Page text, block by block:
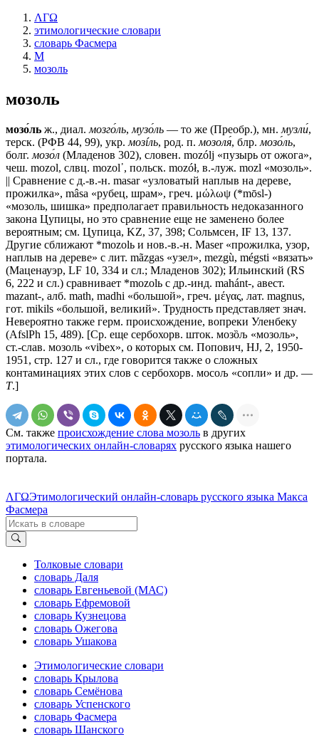
ΛΓΩ
этимологические словари
словарь Фасмера
М
мозоль
мозоль
мозо́ль ж., диал. мозго́ль, музо́ль — то же (Преобр.), мн. музли́,
терск. (РФВ 44, 99), укр. мозíль, род. п. мозоля́, блр. мозо́ль,
болг. мозо́л (Младенов 302), словен. mozólj «пузырь от ожога»,
чеш. mozol, слвц. mоzоl᾽, польск. mozół, в.-луж. mozl «мозоль».
|| Сравнение с д.-в.-н. mаsаr «узловатый наплыв на дереве,
прожилка», mâsа «рубец, шрам», греч. μώλωψ (*mōsl-)
«мозоль, шишка» предполагает правильность недоказанного
закона Цупицы, но это сравнение еще не заменено более
вероятным; см. Цупица, KZ, 37, 398; Сольмсен, IF 13, 137.
Другие сближают *mozolь и нов.-в.-н. Маsеr «прожилка, узор,
наплыв на дереве» с лит. mãzgas «узел», mezgù, mégsti «вязать»
(Маценауэр, LF 10, 334 и сл.; Младенов 302); Ильинский (RS
6, 222 и сл.) сравнивает *mozolь с др.-инд. mahánt-, авест.
mazant-, алб. math, madhi «большой», греч. μέγας, лат. magnus,
гот. mikils «большой, великий». Трудность представляет знач.
Невероятно также герм. происхождение, вопреки Уленбеку
(AfslPh 15, 489). [Ср. еще сербохорв. шток. мозȍљ «мозоль»,
ст.-слав. мозоль «vibeх», о которых см. Попович, НJ, 2, 1950-
1951, стр. 127 и сл., где говорится также о сложных
контаминациях этих слов с сербохорв. мосољ «сопли» и др. —
Т.]
См. также происхождение слова мозоль в других
этимологических онлайн-словарях русского языка нашего
портала.
ΛΓΩЭтимологический онлайн-словарь русского языка Макса
Фасмера
Толковые словари
словарь Даля
словарь Евгеньевой (МАС)
словарь Ефремовой
словарь Кузнецова
словарь Ожегова
словарь Ушакова
Этимологические словари
словарь Крылова
словарь Семёнова
словарь Успенского
словарь Фасмера
словарь Шанского